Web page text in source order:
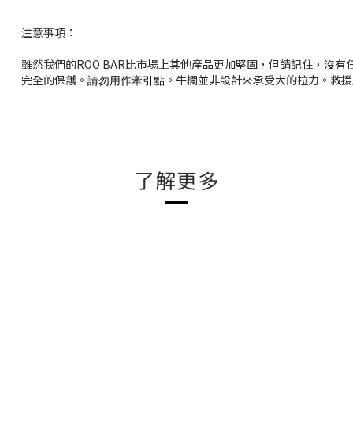
注意事項：
雖然我們的ROO BAR比市場上其他產品更加堅固，但請記住，沒
完全的保護。 請勿用作牽引點 。牛欄並非設計來承受大的拉力。救
了解更多